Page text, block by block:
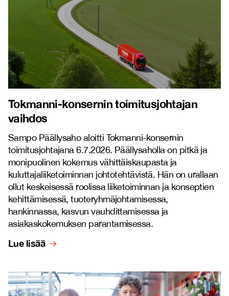
Tokmanni-konsernin toimitusjohtajan
vaihdos
Sampo Päällysaho aloitti Tokmanni-konsernin
toimitusjohtajana 6.7.2026. Päällysaholla on pitkä ja
monipuolinen kokemus vähittäiskaupasta ja
kuluttajaliiketoiminnan johtotehtävistä. Hän on urallaan
ollut keskeisessä roolissa liiketoiminnan ja konseptien
kehittämisessä, tuoteryhmäjohtamisessa,
hankinnassa, kasvun vauhdittamisessa ja
asiakaskokemuksen parantamisessa.
Lue lisää